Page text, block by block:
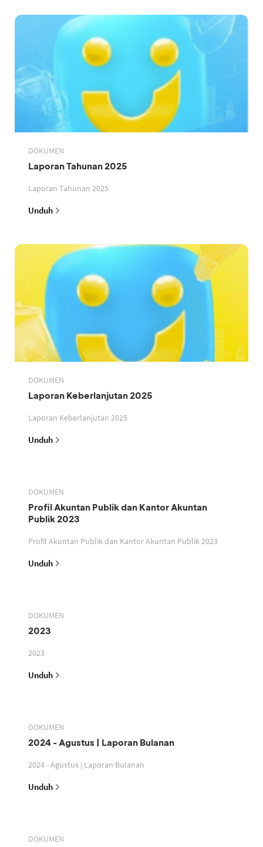
DOKUMEN
Laporan Tahunan 2025
Laporan Tahunan 2025
Unduh
DOKUMEN
Laporan Keberlanjutan 2025
Laporan Keberlanjutan 2025
Unduh
DOKUMEN
Profil Akuntan Publik dan Kantor Akuntan
Publik 2023
Profil Akuntan Publik dan Kantor Akuntan Publik 2023
Unduh
DOKUMEN
2023
2023
Unduh
DOKUMEN
2024 - Agustus | Laporan Bulanan
2024 - Agustus | Laporan Bulanan
Unduh
DOKUMEN